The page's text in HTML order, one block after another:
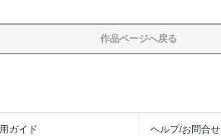
作品ページへ戻る
ガイド ヘルプ/お問合せ